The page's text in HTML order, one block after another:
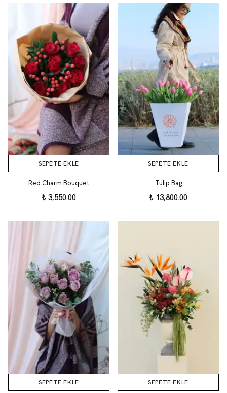
SEPETE EKLE
Red Charm Bouquet
₺ 3,550.00
SEPETE EKLE
Tulip Bag
₺ 13,800.00
SEPETE EKLE SEPETE EKLE